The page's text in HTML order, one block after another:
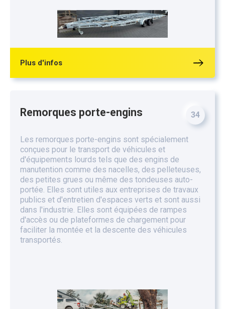
Plus d'infos
Remorques porte-engins 34
Les remorques porte-engins sont spécialement
conçues pour le transport de véhicules et
d'équipements lourds tels que des engins de
manutention comme des nacelles, des pelleteuses,
des petites grues ou même des tondeuses auto-
portée. Elles sont utiles aux entreprises de travaux
publics et d'entretien d'espaces verts et sont aussi
dans l'industrie. Elles sont équipées de rampes
d'accès ou de plateformes de chargement pour
faciliter la montée et la descente des véhicules
transportés.